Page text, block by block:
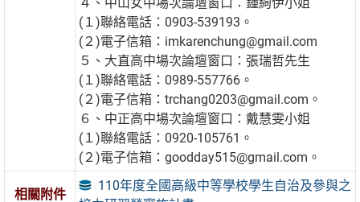
(１)聯絡電話：0903-539193。
(２)電子信箱：imkarenchung@gmail.com
５、大直高中場次論壇窗口：張瑞哲先生
(１)聯絡電話：0989-557766。
(２)電子信箱：trchang0203@gmail.com。
６、中正高中場次論壇窗口：戴慧雯小姐
(１)聯絡電話：0920-105761。
(２)電子信箱：goodday515@gmail.com。
相關附件
110年度全國高級中等學校學生自治及參與之